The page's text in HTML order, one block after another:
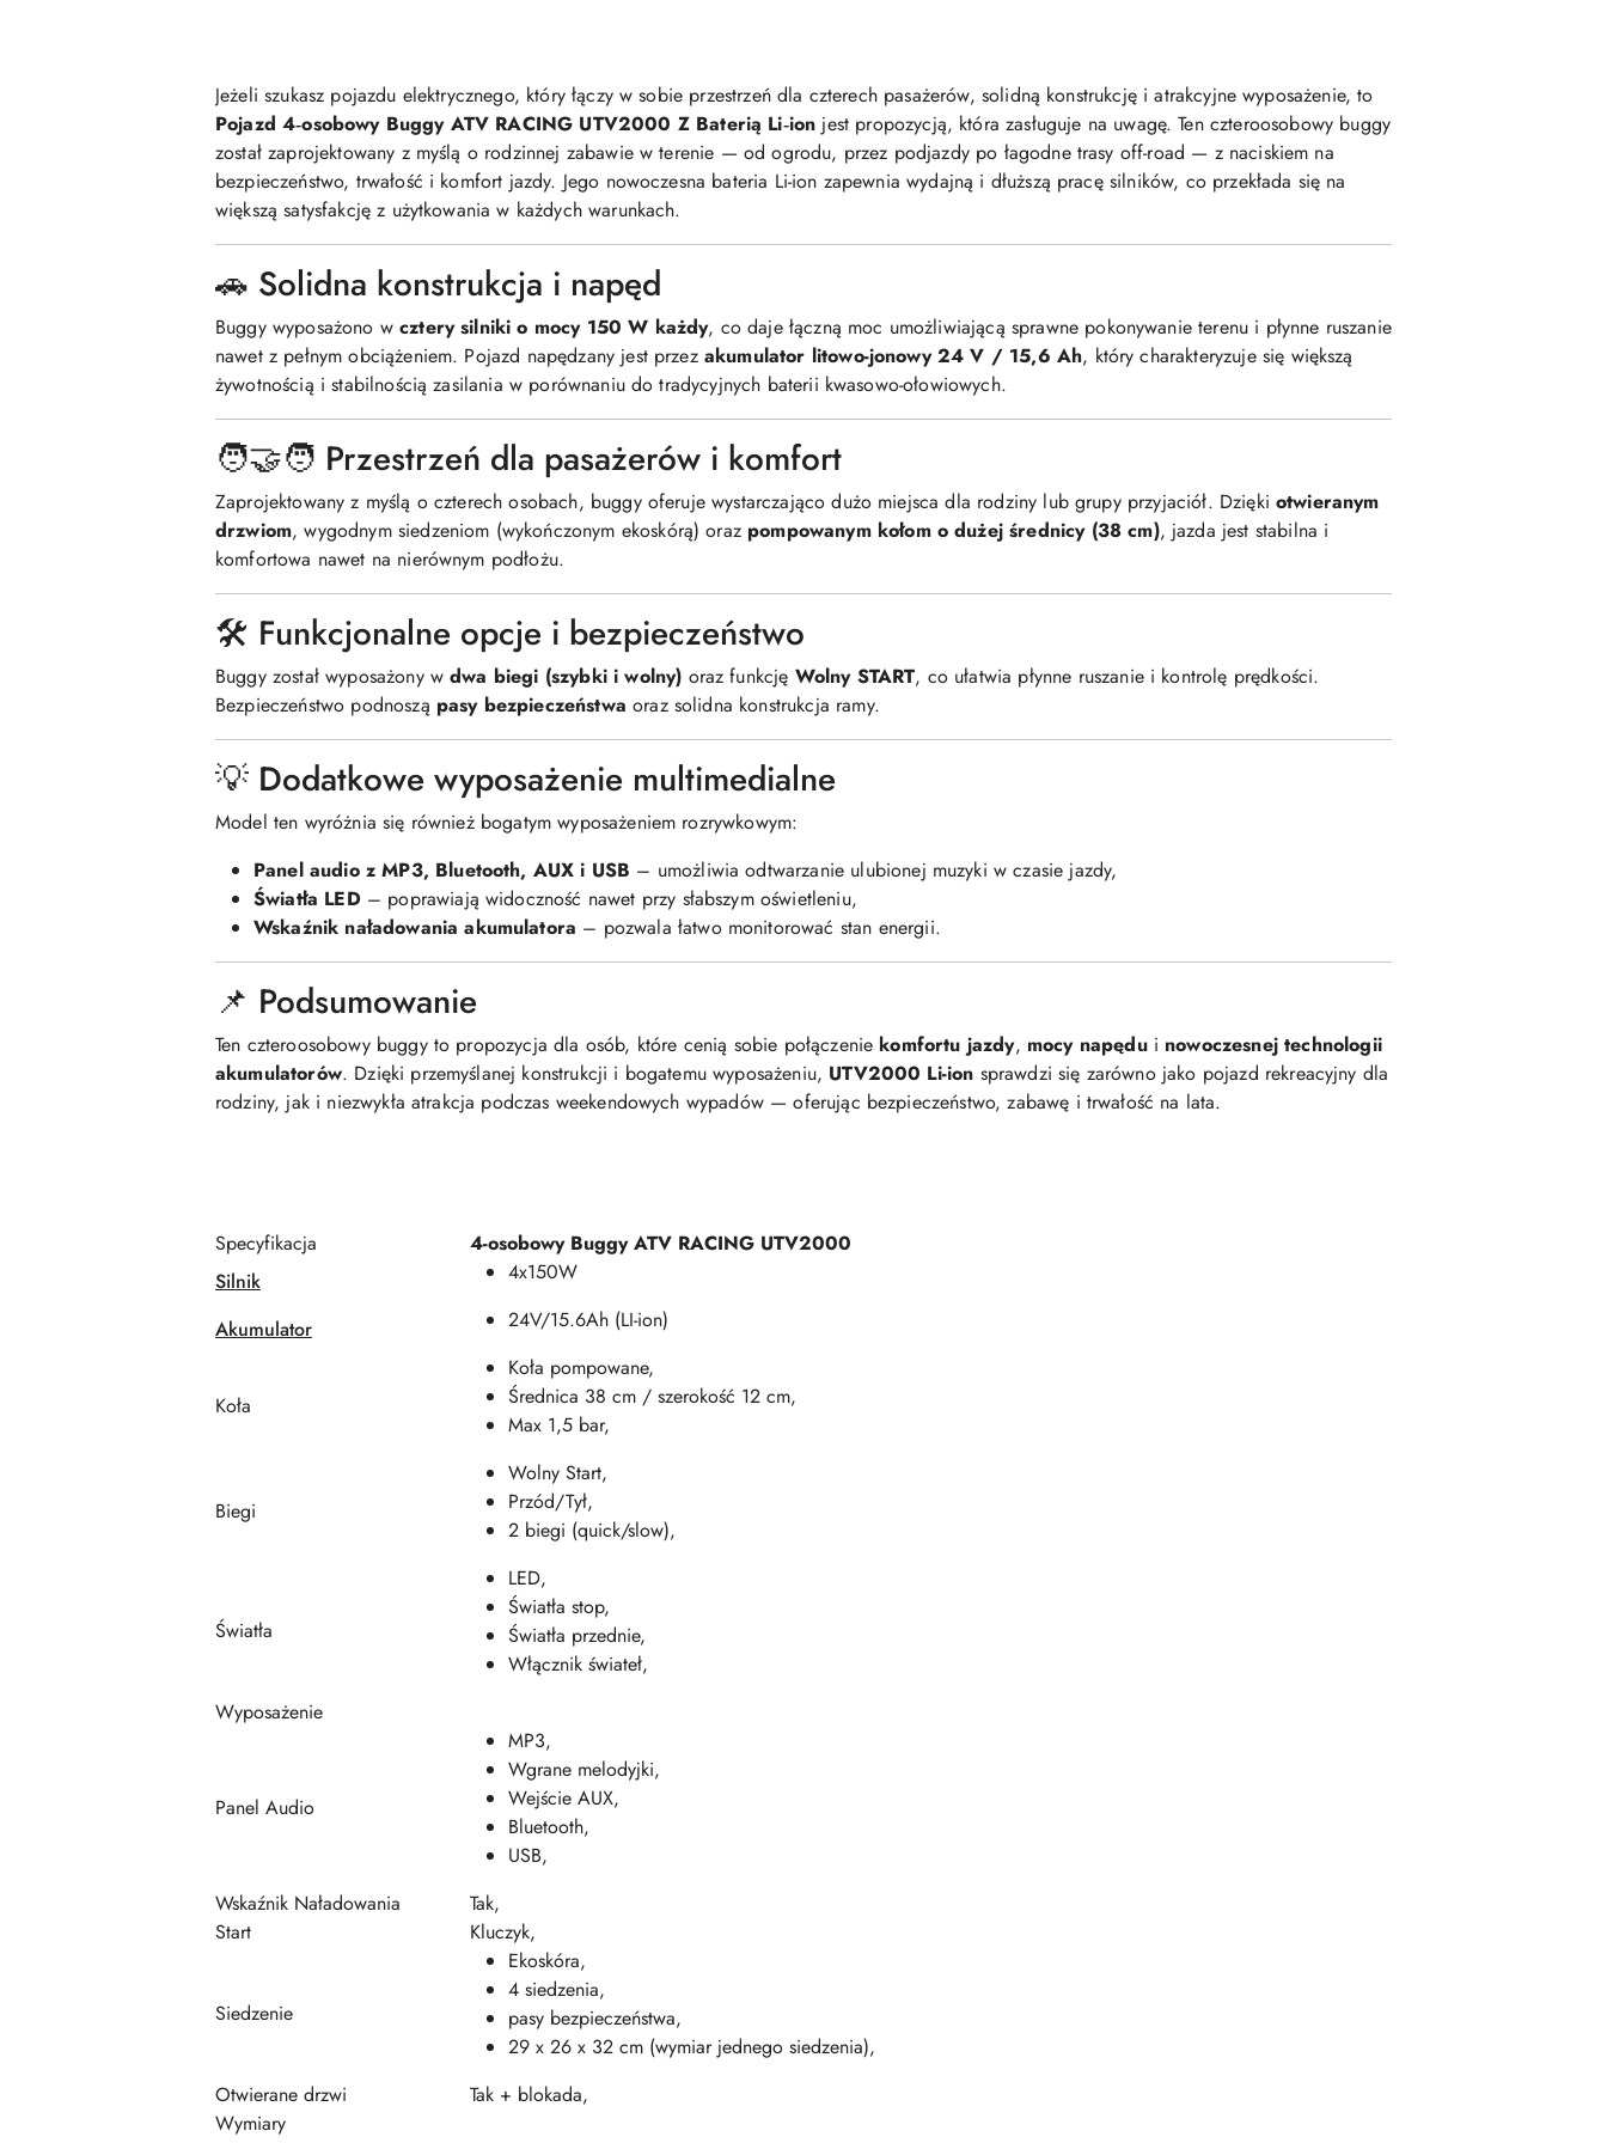
Jeżeli szukasz pojazdu elektrycznego, który łączy w sobie przestrzeń dla czterech pasażerów, solidną konstrukcję i atrakcyjne wyposażenie, to
Pojazd 4‑osobowy Buggy ATV RACING UTV2000 Z Baterią Li‑ion jest propozycją, która zasługuje na uwagę. Ten czteroosobowy buggy
został zaprojektowany z myślą o rodzinnej zabawie w terenie — od ogrodu, przez podjazdy po łagodne trasy off-road — z naciskiem na
bezpieczeństwo, trwałość i komfort jazdy. Jego nowoczesna bateria Li-ion zapewnia wydajną i dłuższą pracę silników, co przekłada się na
większą satysfakcję z użytkowania w każdych warunkach.
🚗 Solidna konstrukcja i napęd
Buggy wyposażono wcztery silniki o mocy 150 W każdy, co daje łączną moc umożliwiającą sprawne pokonywanie terenu i płynne ruszanie
nawet z pełnym obciążeniem. Pojazd napędzany jest przez akumulator litowo-jonowy 24 V / 15,6 Ah, który charakteryzuje się większą
żywotnością i stabilnością zasilania w porównaniu do tradycyjnych baterii kwasowo-ołowiowych.
🧑‍🤝‍🧑 Przestrzeń dla pasażerów i komfort
Zaprojektowany z myślą o czterech osobach, buggy oferuje wystarczająco dużo miejsca dla rodziny lub grupy przyjaciół. Dzięki otwieranym
drzwiom, wygodnym siedzeniom (wykończonym ekoskórą) oraz pompowanym kołom o dużej średnicy (38 cm), jazda jest stabilna i
komfortowa nawet na nierównym podłożu.
🛠️ Funkcjonalne opcje i bezpieczeństwo
Buggy został wyposażony wdwa biegi (szybki i wolny) oraz funkcję Wolny START, co ułatwia płynne ruszanie i kontrolę prędkości.
Bezpieczeństwo podnoszą pasy bezpieczeństwa oraz solidna konstrukcja ramy.
💡 Dodatkowe wyposażenie multimedialne
Model ten wyróżnia się również bogatym wyposażeniem rozrywkowym:
Panel audio z MP3, Bluetooth, AUX i USB – umożliwia odtwarzanie ulubionej muzyki w czasie jazdy,
Światła LED– poprawiają widoczność nawet przy słabszym oświetleniu,
Wskaźnik naładowania akumulatora – pozwala łatwo monitorować stan energii.
📌 Podsumowanie
Ten czteroosobowy buggy to propozycja dla osób, które cenią sobie połączenie komfortu jazdy, mocy napędui nowoczesnej technologii
akumulatorów. Dzięki przemyślanej konstrukcji i bogatemu wyposażeniu, UTV2000 Li-ion sprawdzi się zarówno jako pojazd rekreacyjny dla
rodziny, jak i niezwykła atrakcja podczas weekendowych wypadów — oferując bezpieczeństwo, zabawę i trwałość na lata.
Specyfikacja
4-osobowy Buggy ATV RACING UTV2000
Silnik
4x150W
Akumulator 24V/15.6Ah (LI-ion)
Koła
Koła pompowane,
Średnica 38 cm / szerokość 12 cm,
Max 1,5 bar,
Biegi
Wolny Start,
Przód/Tył,
2 biegi (quick/slow),
Światła
LED,
Światła stop,
Światła przednie,
Włącznik świateł,
Wyposażenie
Panel Audio
MP3,
Wgrane melodyjki,
Wejście AUX,
Bluetooth,
USB,
Wskaźnik Naładowania
Tak,
Start
Kluczyk,
Siedzenie
Ekoskóra,
4 siedzenia,
pasy bezpieczeństwa,
29 x 26 x 32 cm (wymiar jednego siedzenia),
Otwierane drzwi
Tak + blokada,
Wymiary